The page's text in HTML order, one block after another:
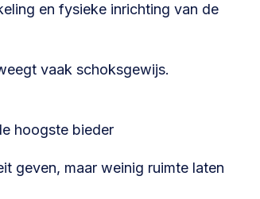
en fysieke inrichting van de
vaak schoksgewijs.
hoogste bieder
geven, maar weinig ruimte laten